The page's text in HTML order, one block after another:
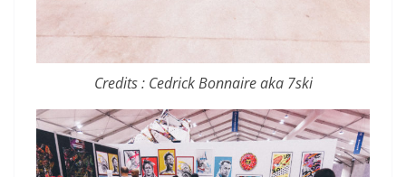
Credits : Cedrick Bonnaire aka 7ski